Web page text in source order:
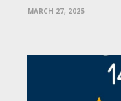
MARCH 27, 2025